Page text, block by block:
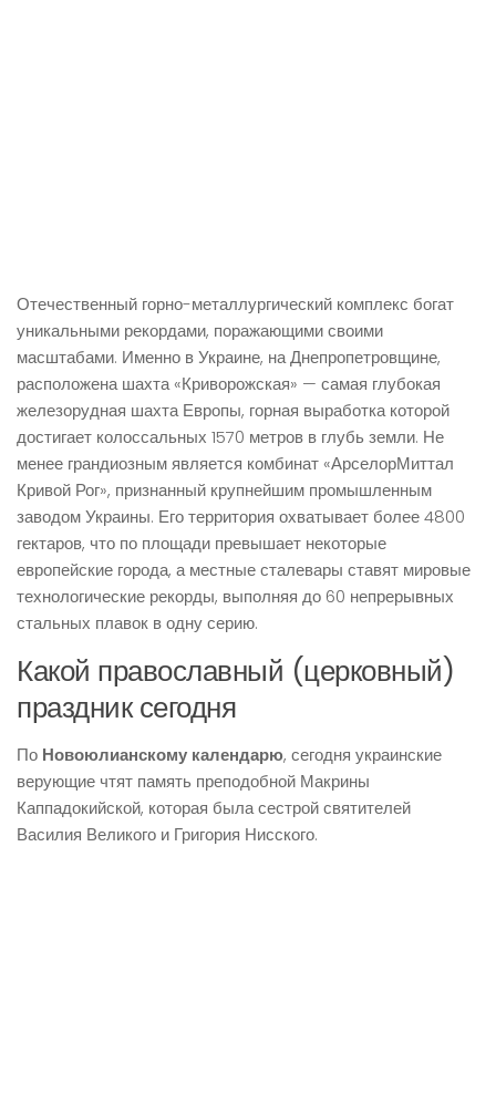
Отечественный горно-металлургический комплекс богат
уникальными рекордами, поражающими своими
масштабами. Именно в Украине, на Днепропетровщине,
расположена шахта «Криворожская» — самая глубокая
железорудная шахта Европы, горная выработка которой
достигает колоссальных 1570 метров в глубь земли. Не
менее грандиозным является комбинат «АрселорМиттал
Кривой Рог», признанный крупнейшим промышленным
заводом Украины. Его территория охватывает более 4800
гектаров, что по площади превышает некоторые
европейские города, а местные сталевары ставят мировые
технологические рекорды, выполняя до 60 непрерывных
стальных плавок в одну серию.
Какой православный (церковный)
праздник сегодня
По Новоюлианскому календарю, сегодня украинские
верующие чтят память преподобной Макрины
Каппадокийской, которая была сестрой святителей
Василия Великого и Григория Нисского.